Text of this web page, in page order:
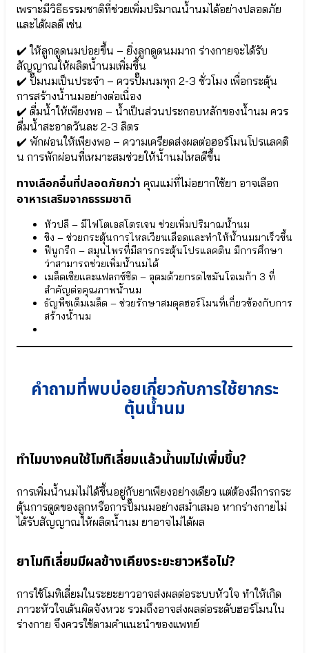
Lactobacillus
Acidophilus
อาหาร
สำคัญในนม
แม่ HMOs
(Prebiotic)
● เอลเดอร์
เบอร์รี
Elderberry
● เบต้ากลู
แคน
Beta-
glucan
Wellmune
⦿
D-
● สารสกัด
วิตามิน
K2
●
วิตามิน
D3
● กรดอะ
Arginine
กาบา
Pharma
GABA
●
24/24+
●
ที่
ดี
Bacillus
Coagulans
●
ปกป้อง
ลำไส้
Bifidobacterium
infantis
●
จุลินทรีย์
สุขภาพ
Bifidobacterium
lactis
●
จุลินทรีย์
มาก
ประโยชน์
Lactobacillus
Plantarum
●
แลค
บาซิลลัส
โด
สาร
อาหาร
ใน
นม
แม่
HMOs
●
อร์
เบอร์
รี
Elderberry
เพราะมีวิธีธรรมชาติที่ช่วยเพิ่มปริมาณน้ำนมได้อย่างปลอดภัย
และได้ผลดี เช่น
✔️ ให้ลูกดูดนมบ่อยขึ้น – ยิ่งลูกดูดนมมาก ร่างกายจะได้รับ
สัญญาณให้ผลิตน้ำนมเพิ่มขึ้น
✔️ ปั๊มนมเป็นประจำ – ควรปั๊มนมทุก 2-3 ชั่วโมง เพื่อกระตุ้น
การสร้างน้ำนมอย่างต่อเนื่อง
✔️ ดื่มน้ำให้เพียงพอ – น้ำเป็นส่วนประกอบหลักของน้ำนม ควร
ดื่มน้ำสะอาดวันละ 2-3 ลิตร
✔️ พักผ่อนให้เพียงพอ – ความเครียดส่งผลต่อฮอร์โมนโปรแลคติ
น การพักผ่อนที่เหมาะสมช่วยให้น้ำนมไหลดีขึ้น
ทางเลือกอื่นที่ปลอดภัยกว่า คุณแม่ที่ไม่อยากใช้ยา อาจเลือก
อาหารเสริมจากธรรมชาติ
หัวปลี – มีไฟโตเอสโตรเจน ช่วยเพิ่มปริมาณน้ำนม
ขิง – ช่วยกระตุ้นการไหลเวียนเลือดและทำให้น้ำนมมาเร็วขึ้น
ฟีนูกรีก – สมุนไพรที่มีสารกระตุ้นโปรแลคติน มีการศึกษา
ว่าสามารถช่วยเพิ่มน้ำนมได้
เมล็ดเชียและแฟลกซ์ซีด – อุดมด้วยกรดไขมันโอเมก้า 3 ที่
สำคัญต่อคุณภาพน้ำนม
ธัญพืชเต็มเมล็ด – ช่วยรักษาสมดุลฮอร์โมนที่เกี่ยวข้องกับการ
สร้างน้ำนม
คำถามที่พบบ่อยเกี่ยวกับการใช้ยากระ
ตุ้นน้ำนม
ทำไมบางคนใช้โมทิเลี่ยมแล้วน้ำนมไม่เพิ่มขึ้น?
การเพิ่มน้ำนมไม่ได้ขึ้นอยู่กับยาเพียงอย่างเดียว แต่ต้องมีการกระ
ตุ้นการดูดของลูกหรือการปั๊มนมอย่างสม่ำเสมอ หากร่างกายไม่
ได้รับสัญญาณให้ผลิตน้ำนม ยาอาจไม่ได้ผล
ยาโมทิเลี่ยมมีผลข้างเคียงระยะยาวหรือไม่?
การใช้โมทิเลี่ยมในระยะยาวอาจส่งผลต่อระบบหัวใจ ทำให้เกิด
ภาวะหัวใจเต้นผิดจังหวะ รวมถึงอาจส่งผลต่อระดับฮอร์โมนใน
ร่างกาย จึงควรใช้ตามคำแนะนำของแพทย์